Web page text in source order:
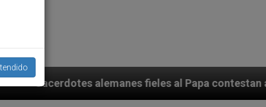
fieles al Papa contestan a su propio obispo (y